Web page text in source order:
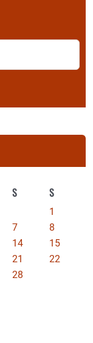
S S
1
7
8
14
15
21
22
28